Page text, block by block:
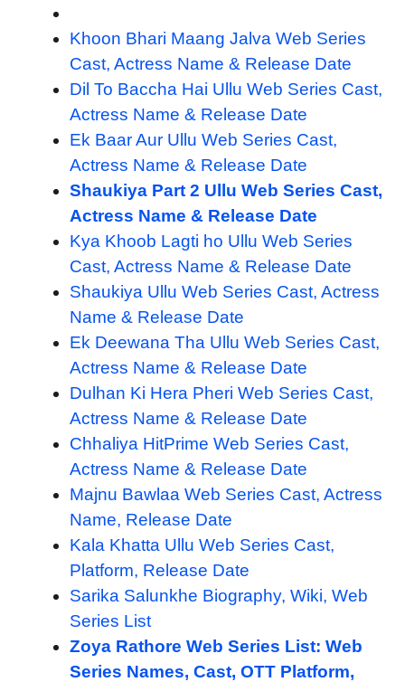
Khoon Bhari Maang Jalva Web Series
Cast, Actress Name & Release Date
Dil To Baccha Hai Ullu Web Series Cast,
Actress Name & Release Date
Ek Baar Aur Ullu Web Series Cast,
Actress Name & Release Date
Shaukiya Part 2 Ullu Web Series Cast,
Actress Name & Release Date
Kya Khoob Lagti ho Ullu Web Series
Cast, Actress Name & Release Date
Shaukiya Ullu Web Series Cast, Actress
Name & Release Date
Ek Deewana Tha Ullu Web Series Cast,
Actress Name & Release Date
Dulhan Ki Hera Pheri Web Series Cast,
Actress Name & Release Date
Chhaliya HitPrime Web Series Cast,
Actress Name & Release Date
Majnu Bawlaa Web Series Cast, Actress
Name, Release Date
Kala Khatta Ullu Web Series Cast,
Platform, Release Date
Sarika Salunkhe Biography, Wiki, Web
Series List
Zoya Rathore Web Series List: Web
Series Names, Cast, OTT Platform,